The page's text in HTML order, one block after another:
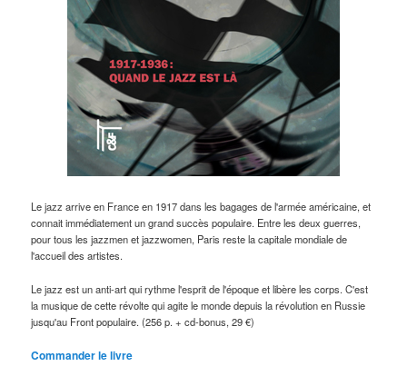
Le jazz arrive en France en 1917 dans les bagages de l'armée américaine, et
connait immédiatement un grand succès populaire. Entre les deux guerres,
pour tous les jazzmen et jazzwomen, Paris reste la capitale mondiale de
l'accueil des artistes.
Le jazz est un anti-art qui rythme l'esprit de l'époque et libère les corps. C'est
la musique de cette révolte qui agite le monde depuis la révolution en Russie
jusqu'au Front populaire. (256 p. + cd-bonus, 29 €)
Commander le livre